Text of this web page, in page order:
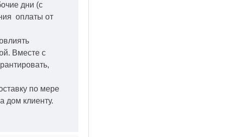
дни (с
оплаты от
Вместе с
по мере
дом клиенту.